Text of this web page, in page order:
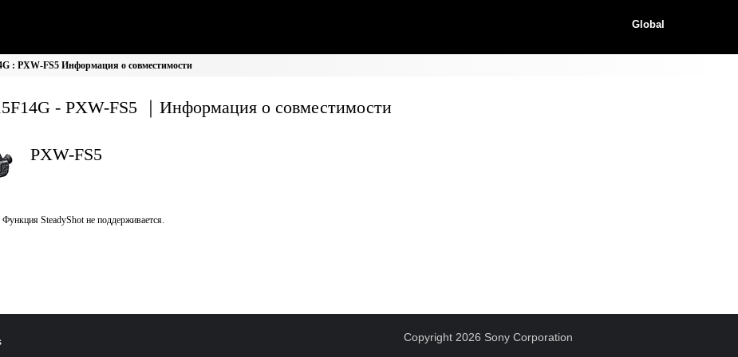
Global
: PXW-FS5 Информация о совместимости
- PXW-FS5 ｜Информация о совместимости
PXW-FS5
Функция SteadyShot не поддерживается.
Copyright 2026 Sony Corporation